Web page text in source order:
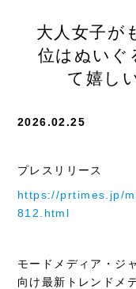
大人女子が
位はぬいぐ
て嬉し
2026.02.25
プレスリリース
https://prtimes.jp/
812.html
モードメディア・ジ
向け最新トレンドメ